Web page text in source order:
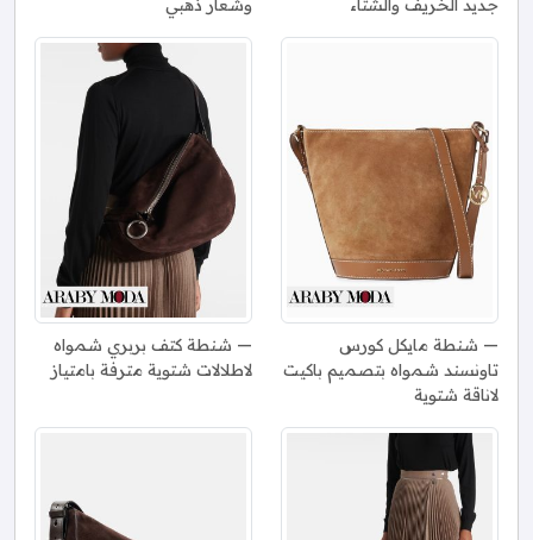
جديد الخريف والشتاء وشعار ذهبي
شنطة مايكل كورس
تاونسند شمواه بتصميم باكيت
لاناقة شتوية
شنطة كتف بربري شمواه
لاطلالات شتوية مترفة بامتياز